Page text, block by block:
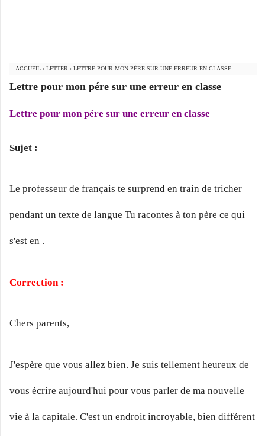
ACCUEIL › LETTER › LETTRE POUR MON PÉRE SUR UNE ERREUR EN CLASSE
Lettre pour mon pére sur une erreur en classe
Lettre pour mon pére sur une erreur en classe
Sujet :
Le professeur de français te surprend en train de tricher
pendant un texte de langue Tu racontes à ton père ce qui
s'est en .
Correction :
Chers parents,
J'espère que vous allez bien. Je suis tellement heureux de
vous écrire aujourd'hui pour vous parler de ma nouvelle
vie à la capitale. C'est un endroit incroyable, bien différent